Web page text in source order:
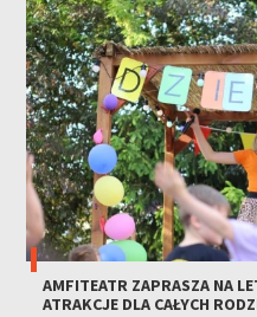
AMFITEATR ZAPRASZA NA
ATRAKCJE DLA CAŁYCH